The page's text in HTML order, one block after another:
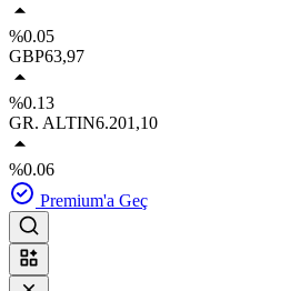
%0.05
GBP63,97
%0.13
GR. ALTIN6.201,10
%0.06
Premium'a Geç